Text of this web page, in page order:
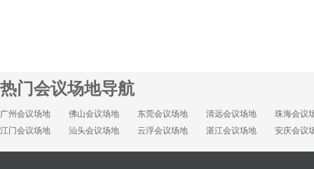
热门会议场地导航
广州会议场地 佛山会议场地 东莞会议场地 清远会议场地
珠海会议
江门会议场地
汕头会议场地 云浮会议场地 湛江会议场地 安庆会议